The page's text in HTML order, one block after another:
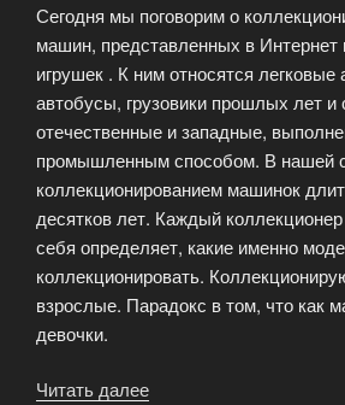
Сегодня мы поговорим о
машин, представленных в Интернет
игрушек . К ним относятся легковые
автобусы, грузовики прошлых лет и
отечественные и западные,
промышленным способом. В нашей
коллекционированием машинок
десятков лет. Каждый
себя определяет, какие именно
коллекционировать.
взрослые. Парадокс в том, что как
девочки.
Читать далее